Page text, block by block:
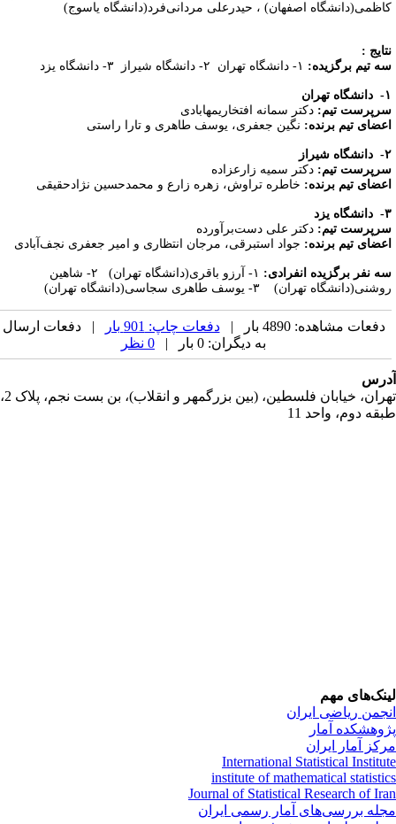
اصفهان) ، حیدرعلی مردانی­‌فرد(دانشگاه یاسوج)
:
تیم برگزیده:۱- دانشگاه تهران ۲- دانشگاه شیراز ۳- دانشگاه یزد
دانشگاه تهران
تیم:دکتر سمانه افتخاری­مهابادی
تیم برنده:نگین جعفری، یوسف طاهری و تارا راستی
دانشگاه شیراز
تیم:دکتر سمیه زارع­زاده
تیم برنده:خاطره تراوش، زهره زارع و محمدحسین نژادحقیقی
دانشگاه یزد
تیم:دکتر علی دست­‌برآورده
تیم برنده:جواد استبرقی، مرجان انتظاری و امیر جعفری ­نجف­‌آبادی
نفر برگزیده انفرادی:۱- آرزو باقری(دانشگاه تهران)
۲- شاهین
تهران) ۳- یوسف طاهری ­سجاسی(دانشگاه تهران)
دفعات مشاهده: 4890 بار | دفعات چاپ: 901 بار
| دفعات ارسال
به دیگران: 0 بار |
تهران، خیابان فلسطین، (بین بزرگمهر و انقلاب)، بن بست نجم، پلاک 2،
دوم، واحد 11
مهم
ریاضی ایران
آمار
آمار ایران
International Statistical
institute of mathematical
Journal of Statistical Research of
بررسی‌های آمار رسمی ایران